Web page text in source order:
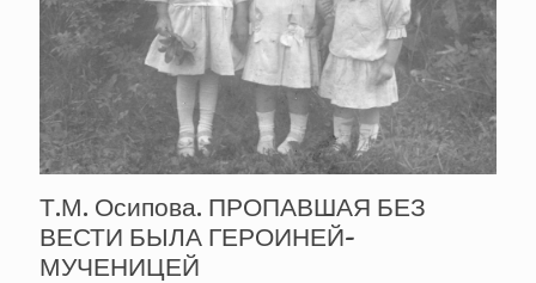
Т.М. Осипова. ПРОПАВШАЯ БЕЗ
ВЕСТИ БЫЛА ГЕРОИНЕЙ-
МУЧЕНИЦЕЙ